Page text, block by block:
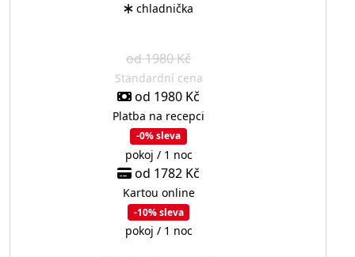
chladnička
od 1980 Kč
Standardní cena
od 1980 Kč
Platba na recepci
-0% sleva
pokoj / 1 noc
od 1782 Kč
Kartou online
-10% sleva
pokoj / 1 noc